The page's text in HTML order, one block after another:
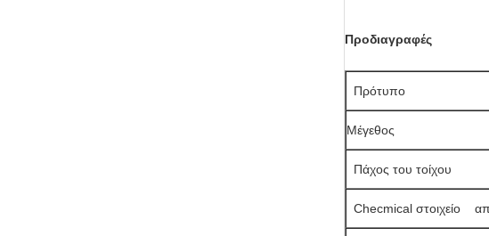
Προδιαγραφές
Πρότυπο
Μέγεθος
Πάχος του τοίχου
Checmical στοιχείο